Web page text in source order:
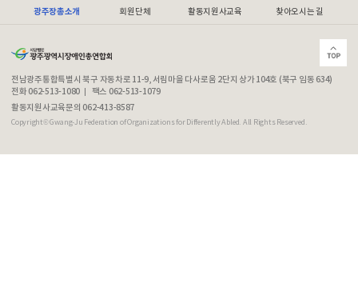
광주장총소개 회원단체 활동지원사교육 찾아오시는 길
전남광주통합특별시 북구 자동차로 11-9, 서림마을 다사로움 2단지 상가 104호 (북구 임동 634)
전화 062-513-1080
팩스 062-513-1079
활동지원사교육문의 062-413-8587
Copyright© Gwang-Ju Federation of Organizations for Differently Abled. All Rights Reserved.